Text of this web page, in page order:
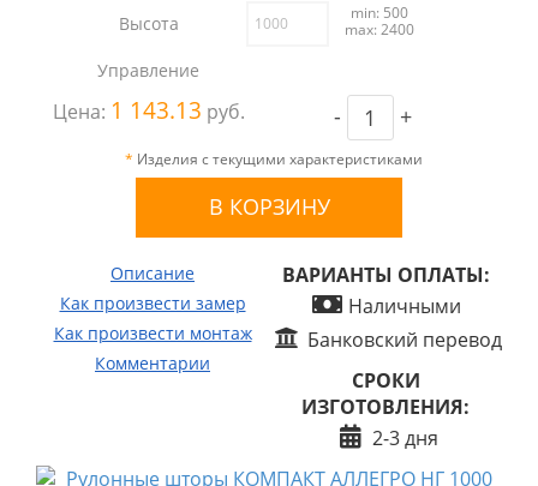
Высота
min: 500
max: 2400
Управление
Цена: 1 143.13 руб. - +
* Изделия с текущими характеристиками
Описание
Как произвести замер
Как произвести монтаж
Комментарии
ВАРИАНТЫ ОПЛАТЫ:
Наличными
Банковский перевод
СРОКИ
ИЗГОТОВЛЕНИЯ:
2-3 дня